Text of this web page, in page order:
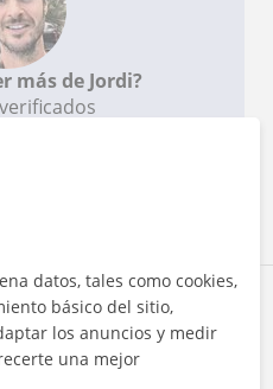
más de Jordi?
para dar clase
datos, tales como cookies,
básico del sitio,
los anuncios y medir
una mejor